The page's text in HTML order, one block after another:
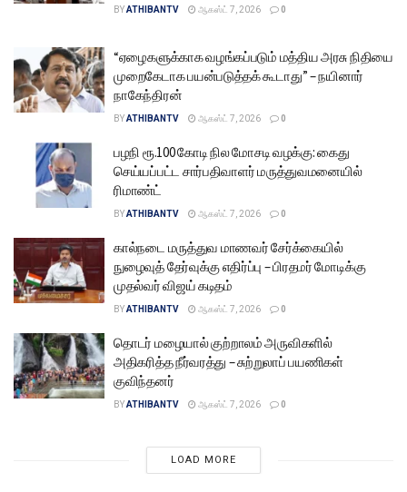
BYATHIBANTV ஆகஸ்ட் 7, 2026 0
“ஏழைகளுக்காக வழங்கப்படும் மத்திய அரசு நிதியை
முறைகேடாக பயன்படுத்தக் கூடாது” – நயினார்
நாகேந்திரன்
BYATHIBANTV ஆகஸ்ட் 7, 2026 0
பழநி ரூ.100 கோடி நில மோசடி வழக்கு: கைது
செய்யப்பட்ட சார்பதிவாளர் மருத்துவமனையில்
ரிமாண்ட்
BYATHIBANTV ஆகஸ்ட் 7, 2026 0
கால்நடை மருத்துவ மாணவர் சேர்க்கையில்
நுழைவுத் தேர்வுக்கு எதிர்ப்பு – பிரதமர் மோடிக்கு
முதல்வர் விஜய் கடிதம்
BYATHIBANTV ஆகஸ்ட் 7, 2026 0
தொடர் மழையால் குற்றாலம் அருவிகளில்
அதிகரித்த நீர்வரத்து – சுற்றுலாப் பயணிகள்
குவிந்தனர்
BYATHIBANTV ஆகஸ்ட் 7, 2026 0
LOAD MORE